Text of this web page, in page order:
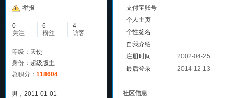
举报
0
关注
6
粉丝
4
访客
等级： 天使
身份： 超级版主
总积分： 118604
男，2011-01-01
支付宝账号
个人主页
个性签名
自我介绍
注册时间
2002-04-25
最后登录
2014-12-13
社区信息